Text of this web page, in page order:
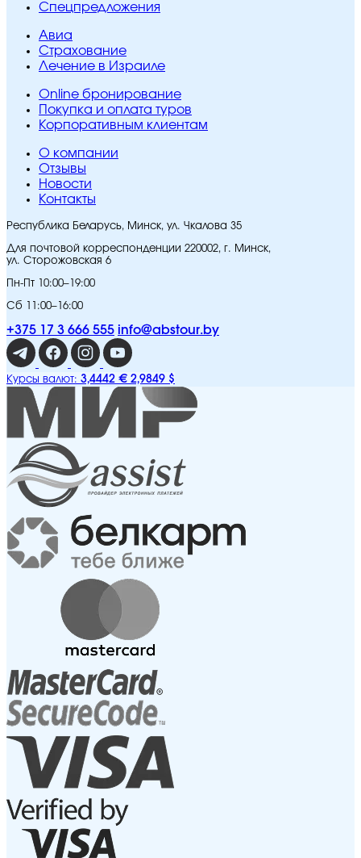
Спецпредложения
Авиа
Страхование
Лечение в Израиле
Online бронирование
Покупка и оплата туров
Корпоративным клиентам
O компании
Отзывы
Новости
Контакты
Республика Беларусь, Минск, ул. Чкалова 35
Для почтовой корреспонденции 220002, г. Минск,
ул. Сторожовская 6
Пн-Пт 10:00–19:00
Сб 11:00–16:00
+375 17 3 666 555 info@abstour.by
Курсы валют: 3,4442 € 2,9849 $